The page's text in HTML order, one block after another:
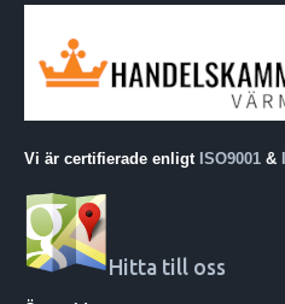
Vi är certifierade enligt ISO9001 &
Hitta till oss